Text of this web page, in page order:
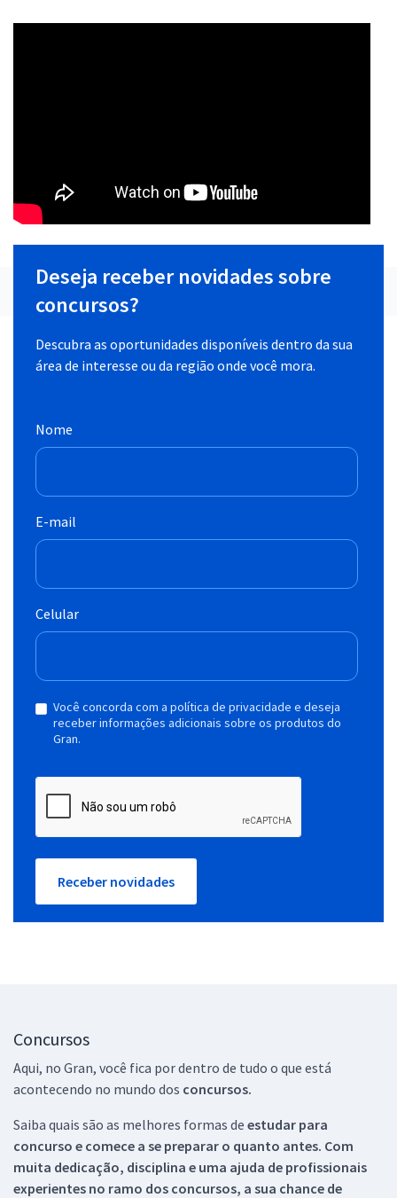
Deseja receber novidades sobre
concursos?
Descubra as oportunidades disponíveis dentro da sua
área de interesse ou da região onde você mora.
Nome
E-mail
Celular
Você concorda com a política de privacidade e deseja
receber informações adicionais sobre os produtos do
Gran.
Receber novidades
Concursos
Aqui, no Gran, você fica por dentro de tudo o que está
acontecendo no mundo dos concursos.
Saiba quais são as melhores formas de estudar para
concurso e comece a se preparar o quanto antes. Com
muita dedicação, disciplina e uma ajuda de profissionais
experientes no ramo dos concursos, a sua chance de